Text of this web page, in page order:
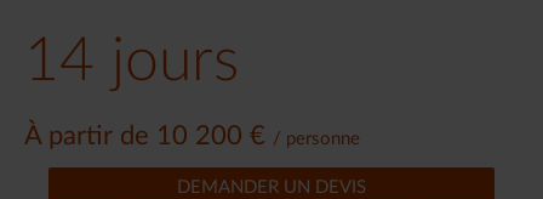
14 jours
À partir de 10 200 € / personne
DEMANDER UN DEVIS